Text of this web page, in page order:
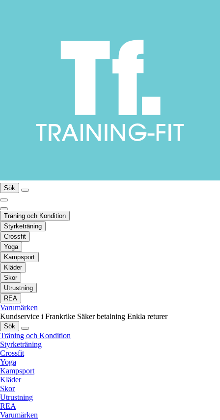
Sök
Träning och Kondition
Styrketräning
Crossfit
Yoga
Kampsport
Kläder
Skor
Utrustning
REA
Varumärken
Kundservice i Frankrike Säker betalning Enkla returer
Sök
Träning och Kondition
Styrketräning
Crossfit
Yoga
Kampsport
Kläder
Skor
Utrustning
REA
Varumärken